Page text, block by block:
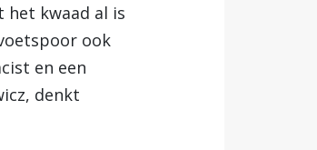
het kwaad al is
ook
en een
denkt